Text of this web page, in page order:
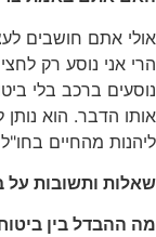
אולי אתם חושבים
הרי אני נוסע רק
נוסעים ברכב בלי
אותו הדבר. הוא
ליהנות מהחיים
שאלות ותשובות על
מה ההבדל בין